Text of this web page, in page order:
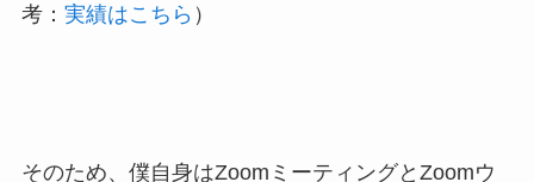
考： 実績はこちら ）
そのため、僕自身はZoomミーティングとZoomウ